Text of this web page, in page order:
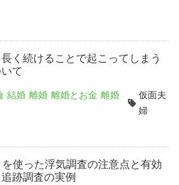
く続けることで起こってしまう
て
結婚 離婚 離婚とお金 離婚
仮面夫
婦
使った浮気調査の注意点と有効
跡調査の実例